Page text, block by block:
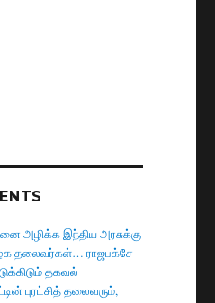
அழிக்க இந்திய அரசுக்கு
தலைவர்கள்… ராஜபக்சே
தகவல்
புரட்சித் தலைவரும்,